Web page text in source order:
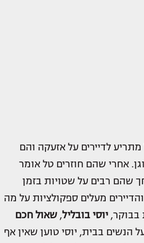
לדיירים על אזעקה והם
אחרי שהם חוזרים טל אומר
שהם רבים על שטויות בזמן
מעלים ספקולציות על מה
בבוקר, יוסי בובליל, שאול חכם
הנשים בבית, יוסי טוען שאין אף